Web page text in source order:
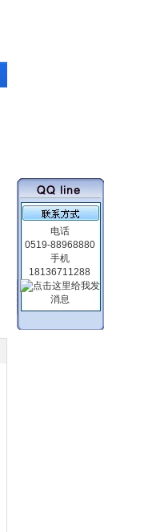
电话
0519-88968880
手机
18136711288